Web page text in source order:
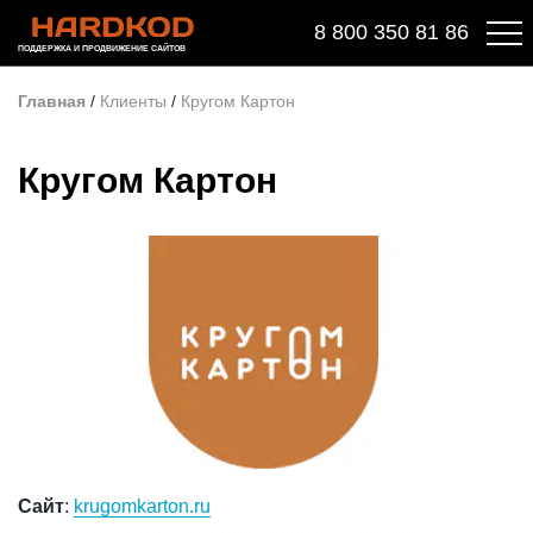
ПОДДЕРЖКА И ПРОДВИЖЕНИЕ САЙТОВ
8 800 350 81 86
Главная / Клиенты / Кругом Картон
Кругом Картон
Сайт: krugomkarton.ru